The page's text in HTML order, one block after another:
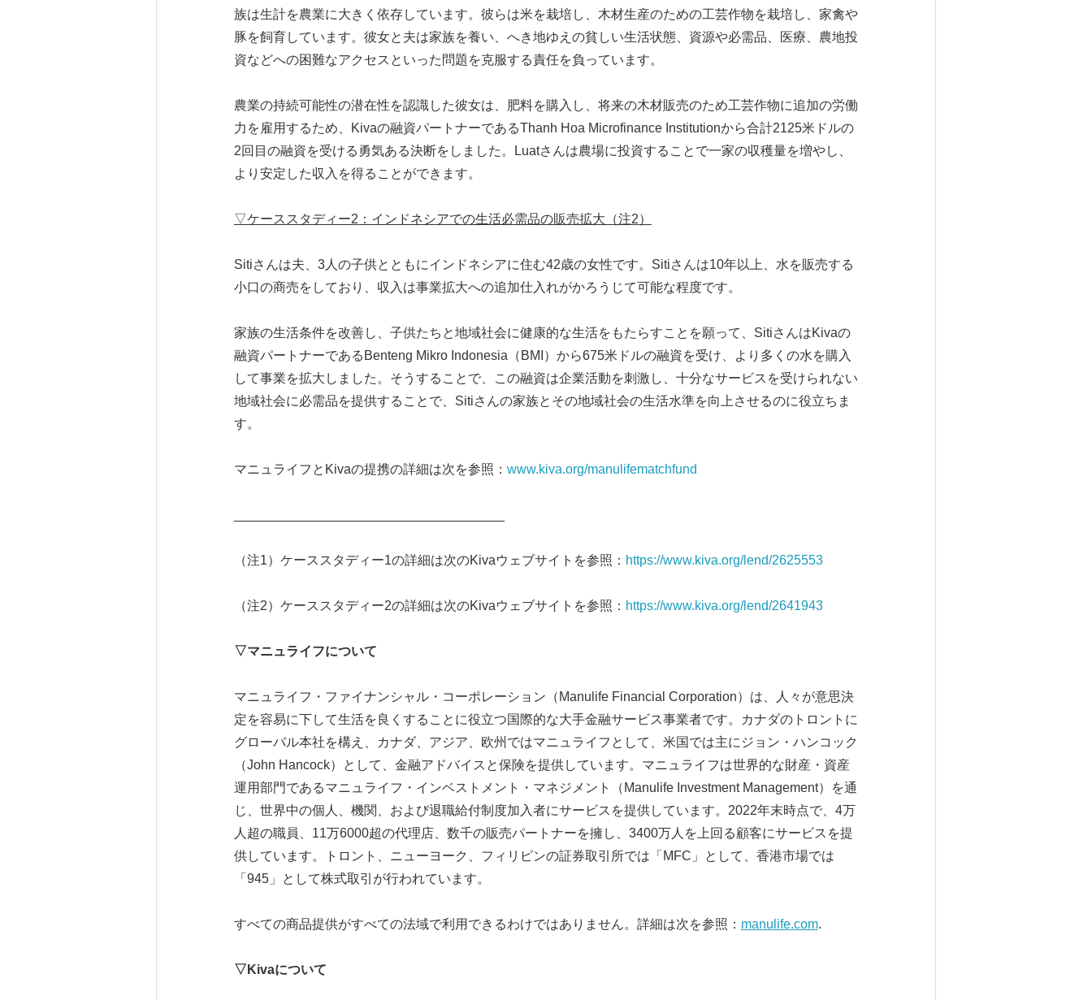
族は生計を農業に大きく依存しています。彼らは米を栽培し、木材生産のための工芸作物を栽培し、家禽や
豚を飼育しています。彼女と夫は家族を養い、へき地ゆえの貧しい生活状態、資源や必需品、医療、農地投
資などへの困難なアクセスといった問題を克服する責任を負っています。
農業の持続可能性の潜在性を認識した彼女は、肥料を購入し、将来の木材販売のため工芸作物に追加の労働
力を雇用するため、Kivaの融資パートナーであるThanh Hoa Microfinance Institutionから合計2125米ドルの
2回目の融資を受ける勇気ある決断をしました。Luatさんは農場に投資することで一家の収穫量を増やし、
より安定した収入を得ることができます。
▽ケーススタディー2 ：インドネシアでの生活必需品の販売拡大（注2）
Sitiさんは夫、3人の子供とともにインドネシアに住む42歳の女性です。Sitiさんは10年以上、水を販売する
小口の商売をしており、収入は事業拡大への追加仕入れがかろうじて可能な程度です。
家族の生活条件を改善し、子供たちと地域社会に健康的な生活をもたらすことを願って、SitiさんはKivaの
融資パートナーであるBenteng Mikro Indonesia（BMI）から675米ドルの融資を受け、より多くの水を購入
して事業を拡大しました。そうすることで、この融資は企業活動を刺激し、十分なサービスを受けられない
地域社会に必需品を提供することで、Sitiさんの家族とその地域社会の生活水準を向上させるのに役立ちま
す。
マニュライフとKivaの提携の詳細は次を参照： www.kiva.org/manulifematchfund
（注1）ケーススタディー1の詳細は次のKivaウェブサイトを参照： https://www.kiva.org/lend/2625553
（注2）ケーススタディー2の詳細は次のKivaウェブサイトを参照： https://www.kiva.org/lend/2641943
▽マニュライフについて
マニュライフ・ファイナンシャル・コーポレーション（Manulife Financial Corporation）は、人々が意思決
定を容易に下して生活を良くすることに役立つ国際的な大手金融サービス事業者です。カナダのトロントに
グローバル本社を構え、カナダ、アジア、欧州ではマニュライフとして、米国では主にジョン・ハンコック
（John Hancock）として、金融アドバイスと保険を提供しています。マニュライフは世界的な財産・資産
運用部門であるマニュライフ・インベストメント・マネジメント（Manulife Investment Management）を通
じ、世界中の個人、機関、および退職給付制度加入者にサービスを提供しています。2022年末時点で、4万
人超の職員、11万6000超の代理店、数千の販売パートナーを擁し、3400万人を上回る顧客にサービスを提
供しています。トロント、ニューヨーク、フィリピンの証券取引所では「MFC」として、香港市場では
「945」として株式取引が行われています。
すべての商品提供がすべての法域で利用できるわけではありません。詳細は次を参照： manulife.com.
▽ Kivaについて